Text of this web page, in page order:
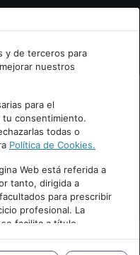
Cancelar
y de terceros para
nuestros
para el
consentimiento.
todas o
Política de Cookies.
Web está referida a
tanto, dirigida a
para prescribir
profesional. La
facilita a título
de los
y decidir, en